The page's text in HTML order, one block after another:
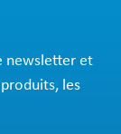
newsletter et
les